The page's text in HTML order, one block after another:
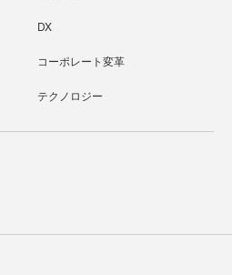
DX
コーポレート変革
テクノロジー